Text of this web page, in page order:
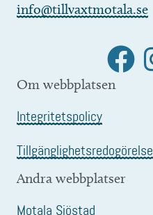
info@tillvaxtmotala.se
Om webbplatsen
Integritetspolicy
Tillgänglighetsredogörelse
Andra webbplatser
Motala Sjöstad